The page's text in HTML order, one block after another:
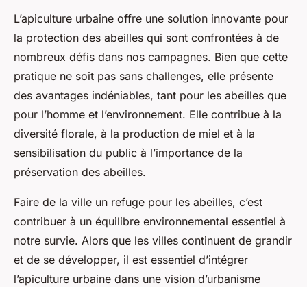
L’apiculture urbaine offre une solution innovante pour
la protection des abeilles qui sont confrontées à de
nombreux défis dans nos campagnes. Bien que cette
pratique ne soit pas sans challenges, elle présente
des avantages indéniables, tant pour les abeilles que
pour l’homme et l’environnement. Elle contribue à la
diversité florale, à la production de miel et à la
sensibilisation du public à l’importance de la
préservation des abeilles.
Faire de la ville un refuge pour les abeilles, c’est
contribuer à un équilibre environnemental essentiel à
notre survie. Alors que les villes continuent de grandir
et de se développer, il est essentiel d’intégrer
l’apiculture urbaine dans une vision d’urbanisme